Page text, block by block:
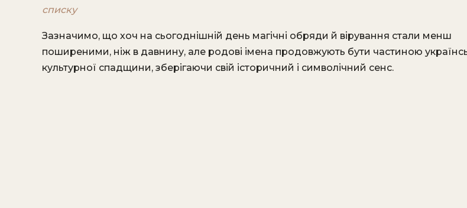
списку
Зазначимо, що хоч на сьогоднішній день магічні обряди й вірування стали менш
поширеними, ніж в давнину, але родові імена продовжують бути частиною
культурної спадщини, зберігаючи свій історичний і символічний сенс.